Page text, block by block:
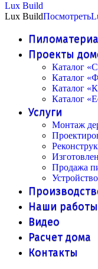
Lux Build
Lux BuildПосмотреть
Проекты
Каталог
Каталог
Каталог
Каталог
Услуги
Монтаж
Продажа
Наши работы
Видео
Расчет дома
Контакты